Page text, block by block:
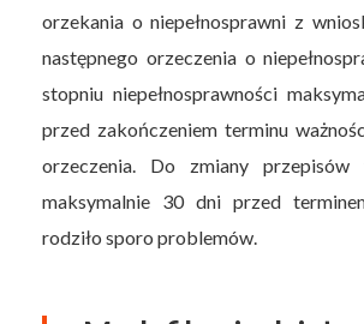
orzekania o niepełnosprawni z
następnego orzeczenia o
stopniu niepełnosprawności
przed zakończeniem terminu
orzeczenia. Do zmiany przepisów
maksymalnie 30 dni przed
rodziło sporo problemów.